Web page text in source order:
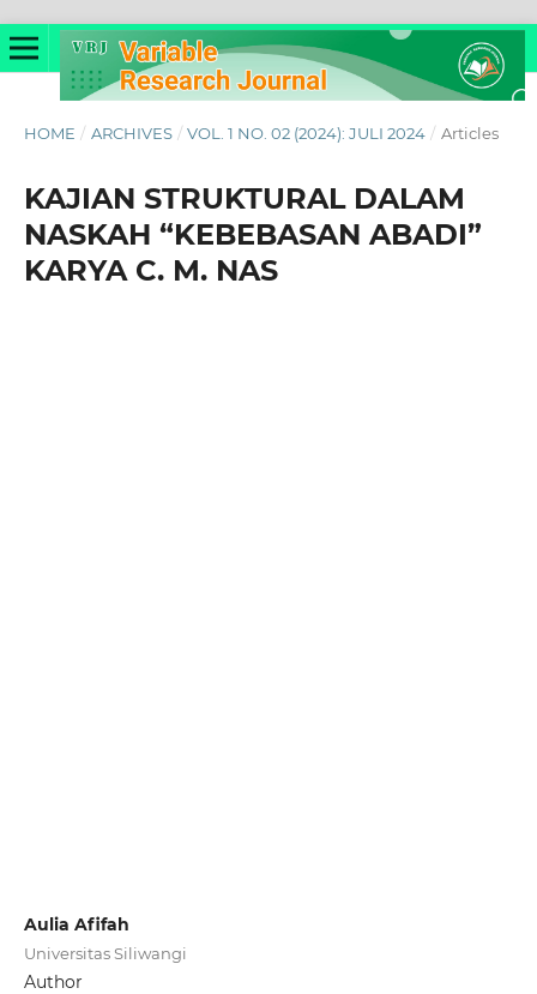
HOME / ARCHIVES / VOL. 1 NO. 02 (2024): JULI 2024 / Articles
KAJIAN STRUKTURAL DALAM
NASKAH “KEBEBASAN ABADI”
KARYA C. M. NAS
Aulia Afifah
Universitas Siliwangi
Author